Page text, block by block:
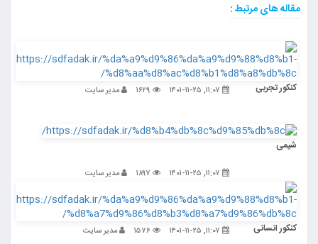
مقاله های مرتبط :
کنکور تجربی مدیر سایت
شیمی
مدیر سایت
کنکور انسانی مدیر سایت